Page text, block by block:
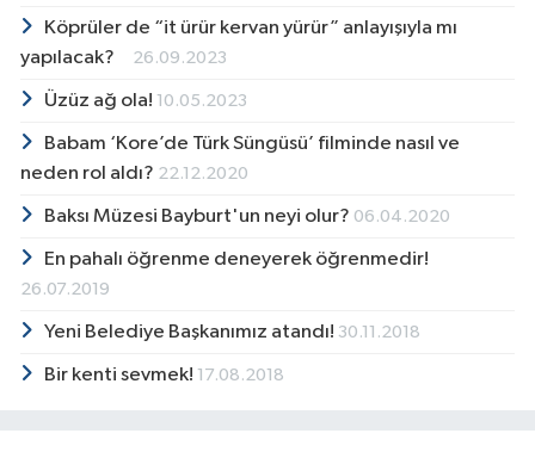
Köprüler de “it ürür kervan yürür” anlayışıyla mı
yapılacak?
26.09.2023
Üzüz ağ ola! 10.05.2023
Babam ‘Kore’de Türk Süngüsü’ filminde nasıl ve
neden rol aldı? 22.12.2020
Baksı Müzesi Bayburt'un neyi olur? 06.04.2020
En pahalı öğrenme deneyerek öğrenmedir!
26.07.2019
Yeni Belediye Başkanımız atandı! 30.11.2018
Bir kenti sevmek! 17.08.2018